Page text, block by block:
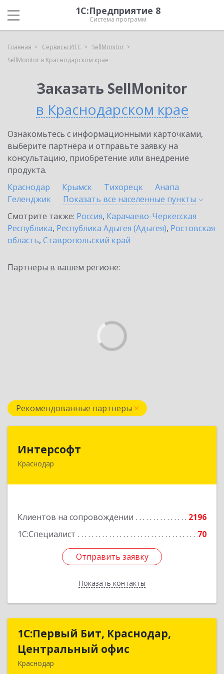
1С:Предприятие 8
Система программ
Главная Сервисы ИТС
SellMonitor
SellMonitor в Краснодарском крае
Заказать SellMonitor
в Краснодарском крае
Ознакомьтесь с информационными карточками,
выберите партнёра и отправьте заявку на
консультацию, приобретение или внедрение
продукта.
Краснодар
Крымск Тихорецк
Анапа
Геленджик
Показать все населенные пункты
Смотрите также: Россия, Карачаево-Черкесская
Республика, Республика Адыгея (Адыгея), Ростовская
область, Ставропольский край
Партнеры в вашем регионе:
Рекомендованные партнеры
Интерсофт
Краснодар
Клиентов на сопровождении
2196
1С:Специалист
70
Отправить заявку
Показать контакты
350020, Краснодарский край, Краснодар г,
Отправить заявку
Назад
1С:Первый Бит, Краснодар,
Центральный офис
Краснодар
1С:Первый Бит, Краснодар,
Центральный офис